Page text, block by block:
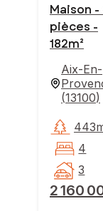
Maison -
pièces -
182m²
Aix-En-
(13100)
2 160
4
3